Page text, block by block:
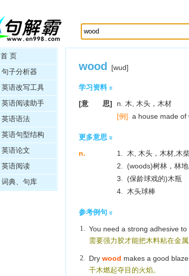
首 页
句子分析器
英语改写工具
英语阅读助手
英语语法
英语句型结构
英语论文
英语阅读
词典、句库
wood [wud]
学习资料
[意 思]
n. 木, 木头，木材
[例] a house made of
更多意思
n.
1. 木, 木头，木材,木
2. (woods)树林，林地
3. (保龄球戏的)木瓶
4. 木头球棒
参考例句
1. You need a strong adhesive to
需要强力胶才能把木料粘在金属
2. Dry wood makes a good blaze.
干木燃起夺目的火焰。